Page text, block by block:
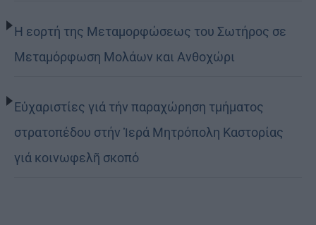
Η εορτή της Μεταμορφώσεως του Σωτήρος σε
Μεταμόρφωση Μολάων και Ανθοχώρι
Εὐχαριστίες γιά τήν παραχώρηση τμήματος
στρατοπέδου στήν Ἱερά Μητρόπολη Καστορίας
γιά κοινωφελῆ σκοπό